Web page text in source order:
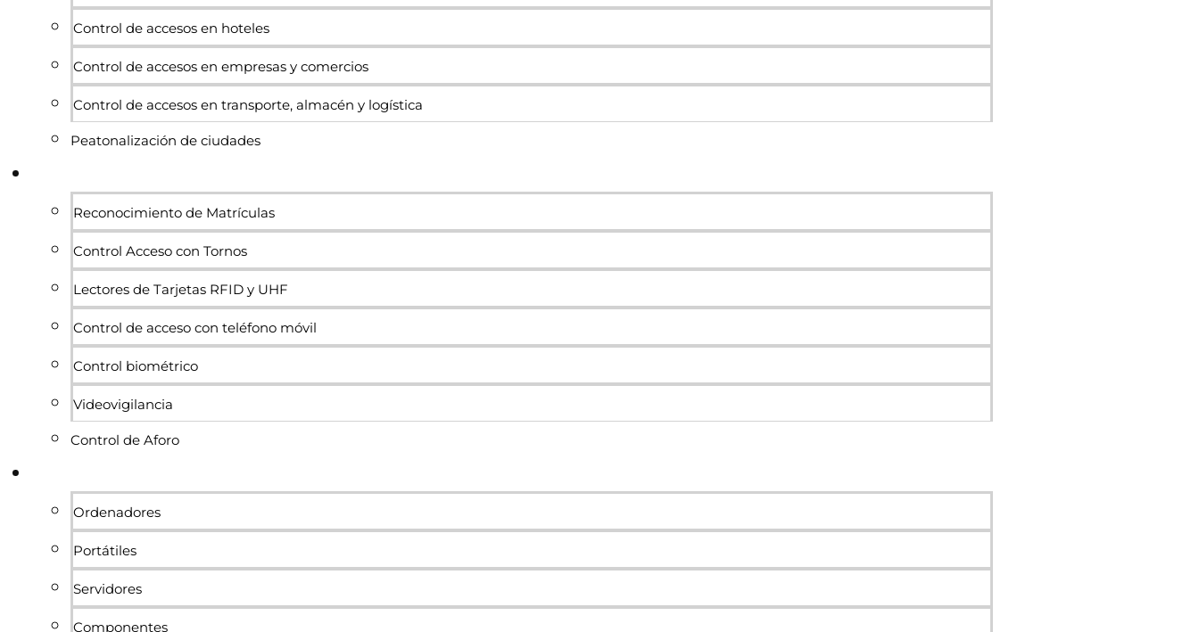
Control de accesos en hoteles
Control de accesos en empresas y comercios
Control de accesos en transporte, almacén y logística
Peatonalización de ciudades
Reconocimiento de Matrículas
Control Acceso con Tornos
Lectores de Tarjetas RFID y UHF
Control de acceso con teléfono móvil
Control biométrico
Videovigilancia
Control de Aforo
Ordenadores
Portátiles
Servidores
Componentes